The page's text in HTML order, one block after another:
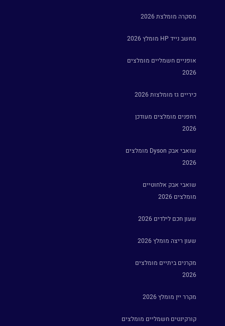
מסקרה מומלצת 2026
מחשב נייד HP מומלץ 2026
אופניים חשמליים מומלצים
2026
כיריים גז מומלצות 2026
רחפנים מומלצים מעודכן
2026
שואבי אבק Dyson מומלצים
2026
שואבי אבק אלחוטיים
מומלצים 2026
שעון חכם לילדים 2026
שעון ריצה מומלץ 2026
מקרנים ביתיים מומלצים
2026
מקרר יין מומלץ 2026
קורקינטים חשמליים מומלצים